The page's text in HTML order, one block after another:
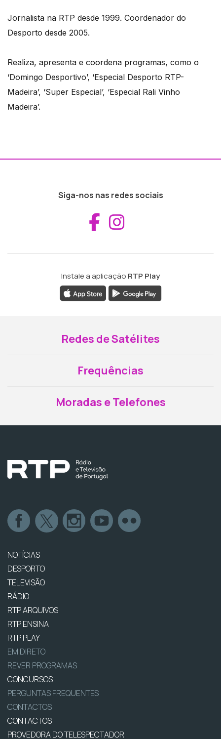
Jornalista na RTP desde 1999. Coordenador do
Desporto desde 2005.
Realiza, apresenta e coordena programas, como o
‘Domingo Desportivo’, ‘Especial Desporto RTP-
Madeira’, ‘Super Especial’, ‘Especial Rali Vinho
Madeira’.
Siga-nos nas redes sociais
Aceder ao
Instale a aplicação RTP Play
Redes de Satélites
Frequências
Moradas e Telefones
NOTÍCIAS
DESPORTO
TELEVISÃO
RÁDIO
RTP ARQUIVOS
RTP ENSINA
RTP PLAY
EM DIRETO
REVER PROGRAMAS
CONCURSOS
PERGUNTAS FREQUENTES
CONTACTOS
CONTACTOS
PROVEDORA DO TELESPECTADOR